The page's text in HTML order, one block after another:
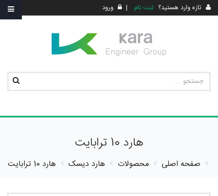
تازه وارد هستید؟ ثبت نام | ورود
هارد 10 ترابایت
صفحه اصلی محصولات هارد دیسک هارد 10 ترابایت